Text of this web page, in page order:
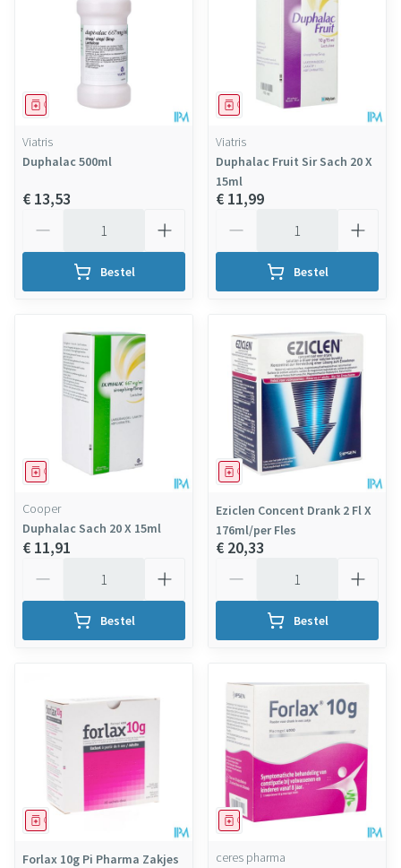
Geneesmiddel
Viatris
Duphalac 500ml
€ 13,53
Bestel
Geneesmiddel
Viatris
Duphalac Fruit Sir Sach 20 X
15ml
€ 11,99
Bestel
Geneesmiddel
Cooper
Duphalac Sach 20 X 15ml
€ 11,91
Bestel
Geneesmiddel
Eziclen Concent Drank 2 Fl X
176ml/per Fles
€ 20,33
Bestel
Geneesmiddel
Forlax 10g Pi Pharma Zakjes
Geneesmiddel
ceres pharma